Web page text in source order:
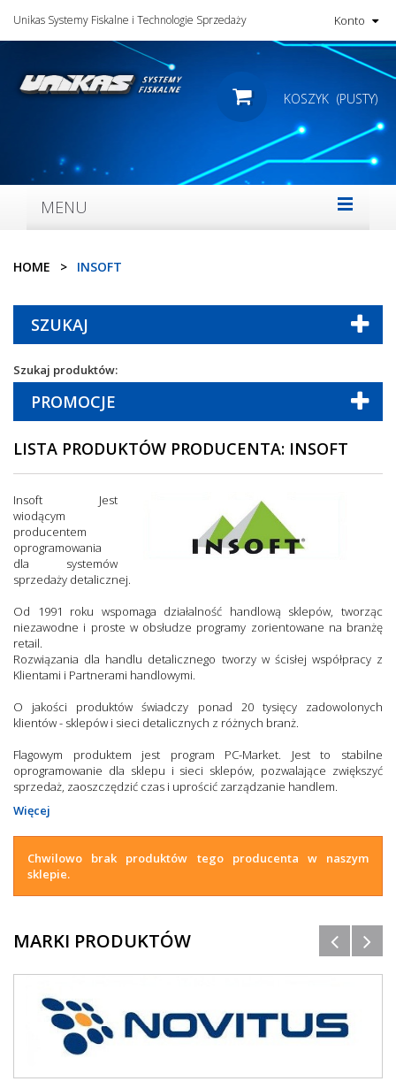
Konto
Unikas Systemy Fiskalne i Technologie Sprzedaży
KOSZYK (PUSTY)
MENU
HOME > INSOFT
SZUKAJ
Szukaj produktów:
PROMOCJE
LISTA PRODUKTÓW PRODUCENTA: INSOFT
Insoft Jest
wiodącym
producentem
oprogramowania
dla systemów
sprzedaży detalicznej.
Od 1991 roku wspomaga działalność handlową sklepów, tworząc
niezawodne i proste w obsłudze programy zorientowane na branżę
retail.
Rozwiązania dla handlu detalicznego tworzy w ścisłej współpracy z
Klientami i Partnerami handlowymi.
O jakości produktów świadczy ponad 20 tysięcy zadowolonych
klientów - sklepów i sieci detalicznych z różnych branż.
Flagowym produktem jest program PC-Market. Jest to stabilne
oprogramowanie dla sklepu i sieci sklepów, pozwalające zwiększyć
sprzedaż, zaoszczędzić czas i uprościć zarządzanie handlem.
Więcej
Chwilowo brak produktów tego producenta w naszym
sklepie.
MARKI PRODUKTÓW